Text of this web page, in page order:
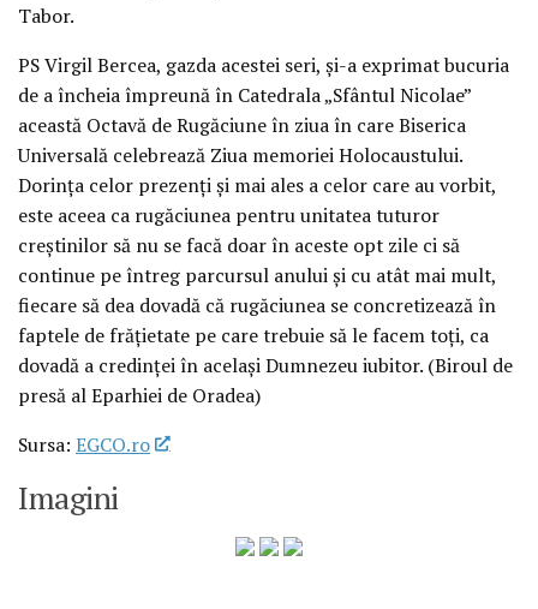
Tabor.
PS Virgil Bercea, gazda acestei seri, şi-a exprimat bucuria
de a încheia împreună în Catedrala „Sfântul Nicolae”
această Octavă de Rugăciune în ziua în care Biserica
Universală celebrează Ziua memoriei Holocaustului.
Dorinţa celor prezenţi şi mai ales a celor care au vorbit,
este aceea ca rugăciunea pentru unitatea tuturor
creştinilor să nu se facă doar în aceste opt zile ci să
continue pe întreg parcursul anului şi cu atât mai mult,
fiecare să dea dovadă că rugăciunea se concretizează în
faptele de frăţietate pe care trebuie să le facem toţi, ca
dovadă a credinţei în acelaşi Dumnezeu iubitor. (Biroul de
presă al Eparhiei de Oradea)
Sursa: EGCO.ro
Imagini